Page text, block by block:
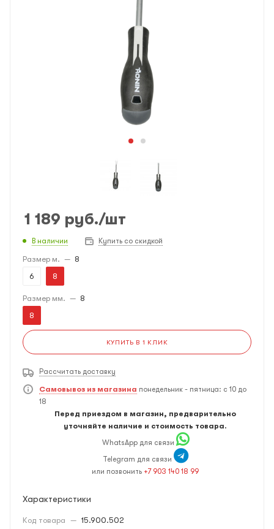
1 189 руб./шт
В наличии Купить со скидкой
Размер м. — 8
6
8
Размер мм. — 8
8
КУПИТЬ В 1 КЛИК
Рассчитать доставку
Самовывоз из магазина понедельник - пятница: с 10 до
18
Перед приездом в магазин, предварительно
уточняйте наличие и стоимость товара.
WhatsApp для связи
Telegram для связи
или позвонить +7 903 140 18 99
Характеристики
Код товара — 15.900.502